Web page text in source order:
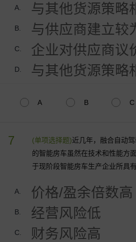
A. 与其他货源策略
B. 与供应商建立较
C. 企业对供应商议
D. 与其他货源策略
A B C
7 (单项选择题)近几年，融合自动
的智能房车虽然在技术和性能方
于现阶段智能房车生产企业所
A. 价格/盈余倍数高
B. 经营风险低
C. 财务风险高